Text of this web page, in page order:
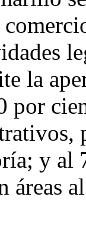
la
por
y al
áreas